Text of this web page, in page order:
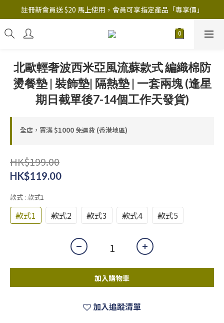
註冊新會員送 $20 馬上使用，會員可享指定產品「​專享價」
註冊新會員送 $20 馬上使用，會員可享指定產品「​專享價」
B.Y.O.B Mask Collection 任選優惠: 4件9折
北歐輕奢波西米亞風流蘇款式 編織棉防
燙餐墊 | 裝飾墊| 隔熱墊 | 一套兩塊 (逢星
期日截單後7-14個工作天發貨)
全店，買滿 $1000 免運費 (香港地區)
HK$199.00
HK$119.00
款式 : 款式1
款式1 款式2 款式3 款式4 款式5
加入購物車
加入追蹤清單